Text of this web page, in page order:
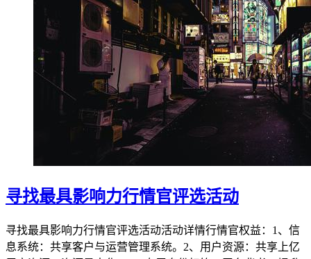
寻找最具影响力行情官评选活动
寻找最具影响力行情官评选活动活动详情行情官权益：1、信
息系统：共享客户与运营管理系统。2、用户资源：共享上亿